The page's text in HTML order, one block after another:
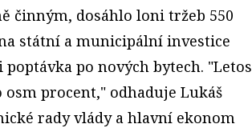
činným, dosáhlo loni tržeb 550
státní a municipální investice
po nových bytech. "Letos
procent," odhaduje Lukáš
rady vlády a hlavní ekonom